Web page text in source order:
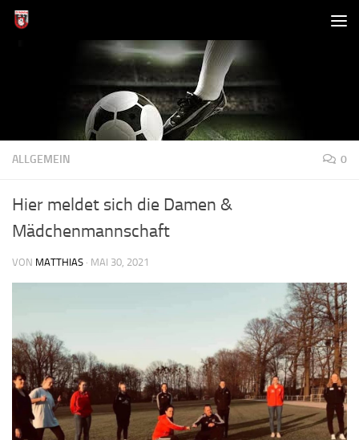
Zum Inhalt springen
ALLGEMEIN 0
Hier meldet sich die Damen &
Mädchenmannschaft
VON MATTHIAS · MAI 30, 2021